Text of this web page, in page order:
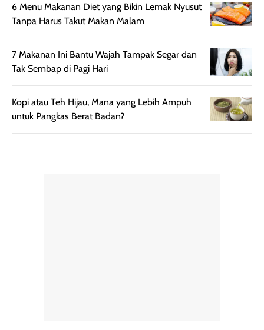
ringan, dan
berkelas —
sempurna untuk
daily look
maupun acara
spesial.
juga pas di
bikin
terlihat hangat
dan natural. Kalau
kamu suka
makeup yang
ringan dengan
hasil natural,
6 Menu Makanan Diet yang Bikin Lemak Nyusut
Tanpa Harus Takut Makan Malam
7 Makanan Ini Bantu Wajah Tampak Segar dan
Tak Sembap di Pagi Hari
Kopi atau Teh Hijau, Mana yang Lebih Ampuh
untuk Pangkas Berat Badan?